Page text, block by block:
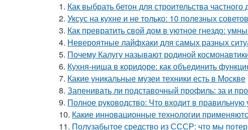
1. Как выбрать бетон для строительства частного
2. Уксус на кухне и не только: 10 полезных советов
3. Как превратить свой дом в уютное гнездо:
4. Невероятные лайфхаки для самых разных
5. Почему Калугу называют родиной
6. Кухня-ниша в коридоре: как объединить
7. Какие уникальные музеи техники есть в Москве
8. Запенивать ли подставочный профиль: за и
9. Полное руководство: Что входит в правильную
10. Какие инновационные технологии
11. Полузабытое средство из СССР: что мы